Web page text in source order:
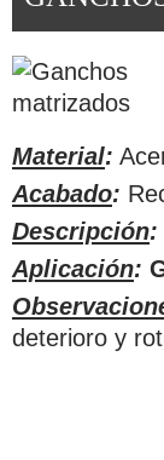
Material:
Acabado:
Descripción:
Aplicación:
deterioro y